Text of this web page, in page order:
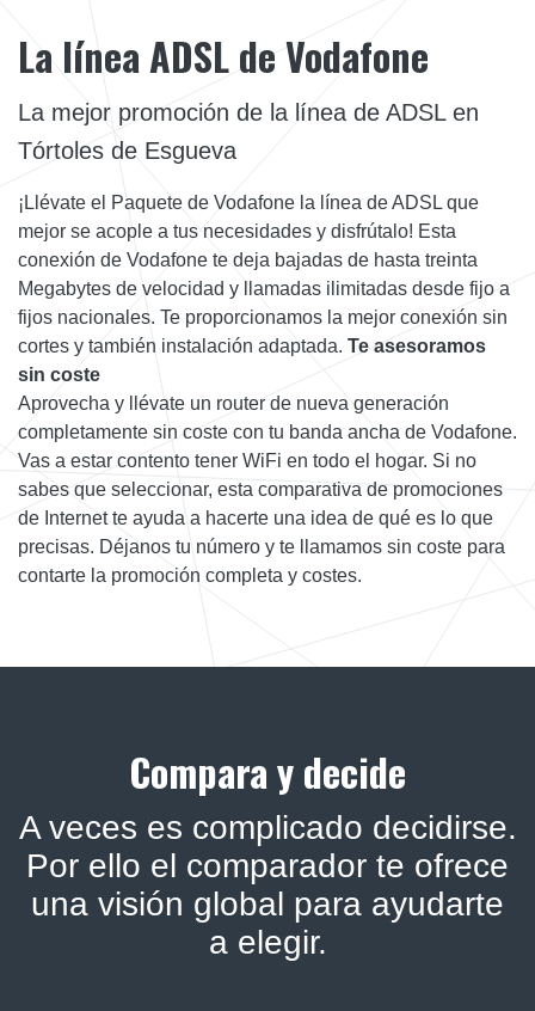
La línea ADSL de Vodafone
La mejor promoción de la línea de ADSL en
Tórtoles de Esgueva
¡Llévate el Paquete de Vodafone la línea de ADSL que
mejor se acople a tus necesidades y disfrútalo! Esta
conexión de Vodafone te deja bajadas de hasta treinta
Megabytes de velocidad y llamadas ilimitadas desde fijo a
fijos nacionales. Te proporcionamos la mejor conexión sin
cortes y también instalación adaptada. Te asesoramos
sin coste
Aprovecha y llévate un router de nueva generación
completamente sin coste con tu banda ancha de Vodafone.
Vas a estar contento tener WiFi en todo el hogar. Si no
sabes que seleccionar, esta comparativa de promociones
de Internet te ayuda a hacerte una idea de qué es lo que
precisas. Déjanos tu número y te llamamos sin coste para
contarte la promoción completa y costes.
Compara y decide
A veces es complicado decidirse.
Por ello el comparador te ofrece
una visión global para ayudarte
a elegir.